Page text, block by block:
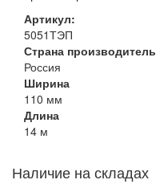
Артикул:
5051ТЭП
Страна производитель
Россия
Ширина
110 мм
Длина
14 м
Наличие на складах